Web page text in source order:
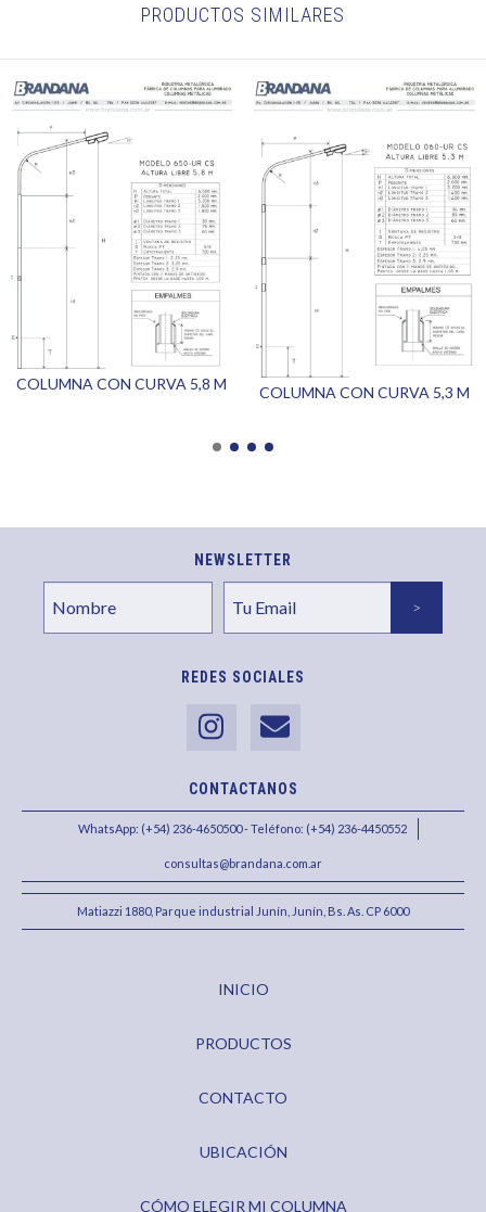
PRODUCTOS SIMILARES
COLUMNA CON CURVA 5,8 M
COLUMNA CON CURVA 5,3 M
NEWSLETTER
REDES SOCIALES
CONTACTANOS
WhatsApp: (+54) 236-4650500 - Teléfono: (+54) 236-4450552
consultas@brandana.com.ar
Matiazzi 1880, Parque industrial Junín, Junín, Bs. As. CP 6000
INICIO
PRODUCTOS
CONTACTO
UBICACIÓN
CÓMO ELEGIR MI COLUMNA